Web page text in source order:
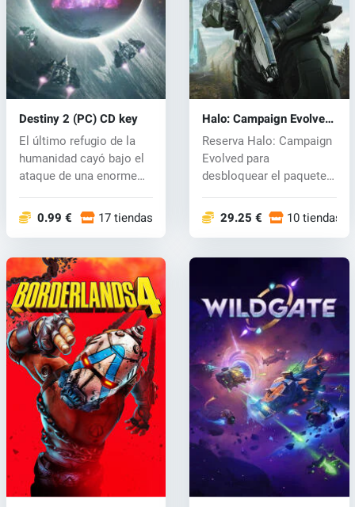
Destiny 2 (PC) CD key
El último refugio de la
humanidad cayó bajo el
ataque de una enorme
0.99 € 17 tiendas
Halo: Campaign Evolved
(PC) key
Reserva Halo: Campaign
Evolved para
desbloquear el paquete
29.25 € 10 tiendas